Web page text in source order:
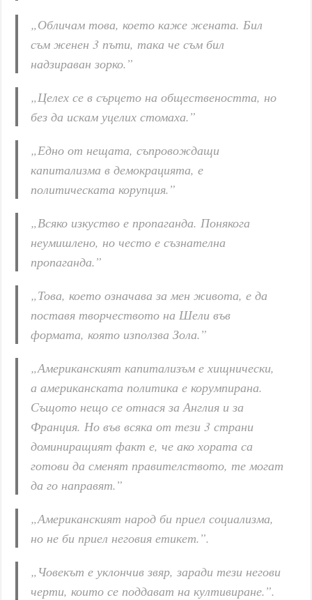
„Обличам това, което каже жената. Бил
съм женен 3 пъти, така че съм бил
надзираван зорко.”
„Целех се в сърцето на обществеността, но
без да искам уцелих стомаха.”
„Едно от нещата, съпровождащи
капитализма в демокрацията, е
политическата корупция.”
„Всяко изкуство е пропаганда. Понякога
неумишлено, но често е съзнателна
пропаганда.”
„Това, което означава за мен живота, е да
поставя творчеството на Шели във
формата, която използва Зола.”
„Американският капитализъм е хищнически,
а американската политика е корумпирана.
Същото нещо се отнася за Англия и за
Франция. Но във всяка от тези 3 страни
доминиращият факт е, че ако хората са
готови да сменят правителството, те могат
да го направят.”
„Американският народ би приел социализма,
но не би приел неговия етикет.”.
„Човекът е уклончив звяр, заради тези негови
черти, които се поддават на култивиране.”.